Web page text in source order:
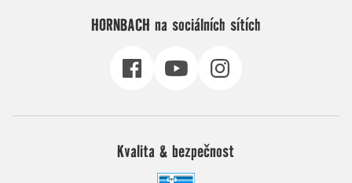
HORNBACH na sociálních sítích
Kvalita & bezpečnost